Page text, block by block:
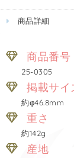
商品詳細
商品番号
25-0305
掲載サイ
約φ46.8mm
重さ
約142g
産地